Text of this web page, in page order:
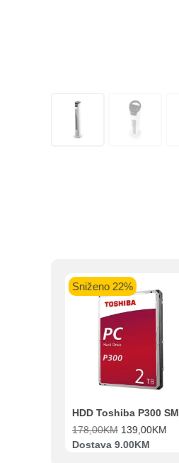
Sniženo 22%
178,00KM 139,00KM
Dostava 9.00KM